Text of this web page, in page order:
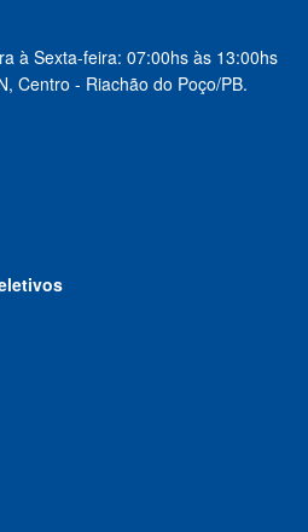
à Sexta-feira: 07:00hs às 13:00hs
Centro - Riachão do Poço/PB.